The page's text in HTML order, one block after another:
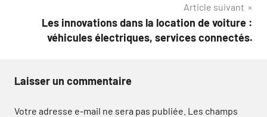
Article suivant
Les innovations dans la location de voiture :
véhicules électriques, services connectés.
Laisser un commentaire
Votre adresse e-mail ne sera pas publiée. Les champs